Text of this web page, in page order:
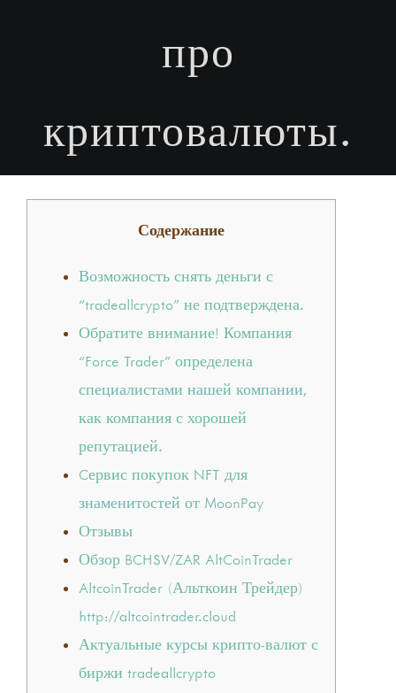
про
криптовалюты.
Содержание
Возможность снять деньги с
“tradeallcrypto” не подтверждена.
Обратите внимание! Компания
“Force Trader” определена
специалистами нашей компании,
как компания с хорошей
репутацией.
Cервис покупок NFT для
знаменитостей от MoonPay
Отзывы
Обзор BCHSV/ZAR AltCoinTrader
AltcoinTrader (Альткоин Трейдер)
http://altcointrader.cloud
Актуальные курсы крипто-валют с
биржи tradeallcrypto